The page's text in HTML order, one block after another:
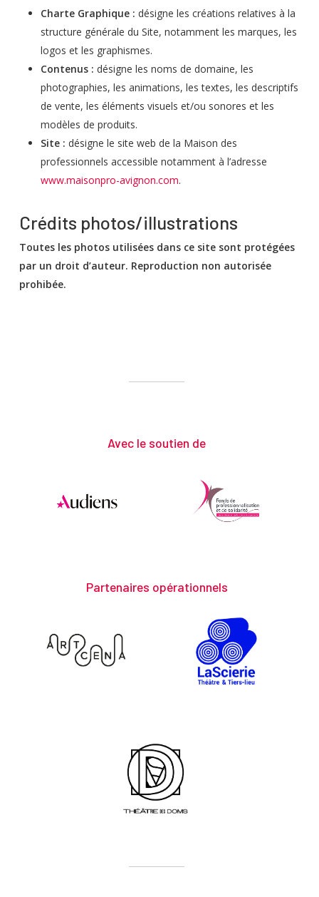
Charte Graphique : désigne les créations relatives à la
structure générale du Site, notamment les marques, les
logos et les graphismes.
Contenus : désigne les noms de domaine, les
photographies, les animations, les textes, les descriptifs
de vente, les éléments visuels et/ou sonores et les
modèles de produits.
Site : désigne le site web de la Maison des
professionnels accessible notamment à l’adresse
www.maisonpro-avignon.com.
Crédits photos/illustrations
Toutes les photos utilisées dans ce site sont protégées
par un droit d’auteur. Reproduction non autorisée
prohibée.
Avec le soutien de
Partenaires opérationnels